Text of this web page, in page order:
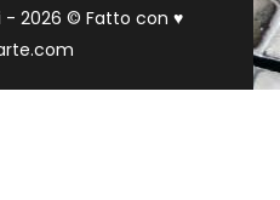
- 2026 © Fatto con ♥